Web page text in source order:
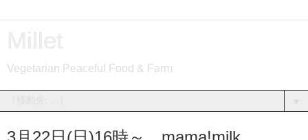
Vegetarian Peaceful Food & Farm